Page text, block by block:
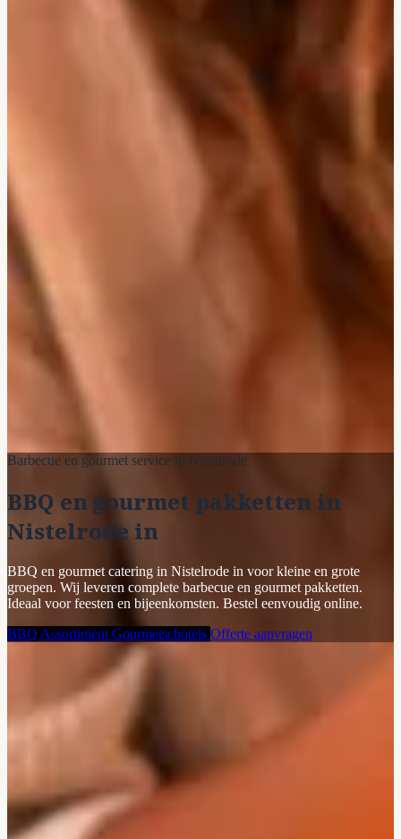
Barbecue en gourmet service in Nistelrode
BBQ en gourmet pakketten in
Nistelrode in
BBQ en gourmet catering in Nistelrode in voor kleine en grote
groepen. Wij leveren complete barbecue en gourmet pakketten.
Ideaal voor feesten en bijeenkomsten. Bestel eenvoudig online.
BBQ Assortiment Gourmetschotels Offerte aanvragen